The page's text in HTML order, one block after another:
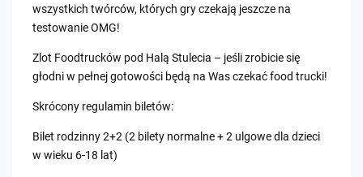
wszystkich twórców, których gry czekają jeszcze na
testowanie OMG!
Zlot Foodtrucków pod Halą Stulecia – jeśli zrobicie się
głodni w pełnej gotowości będą na Was czekać food trucki!
Skrócony regulamin biletów:
Bilet rodzinny 2+2 (2 bilety normalne + 2 ulgowe dla dzieci
w wieku 6-18 lat)